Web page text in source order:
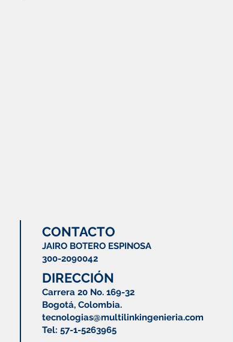
CONTACTO
JAIRO BOTERO ESPINOSA
300-2090042
DIRECCIÓN
Carrera 20 No. 169-32
Bogotá, Colombia.
tecnologias@multilinkingenieria.com
Tel: 57-1-5263965